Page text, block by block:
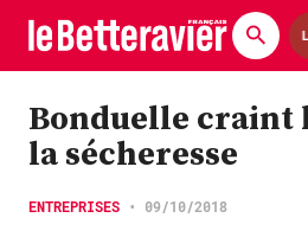
Actualités
Économie
Agronomie
Bonduelle craint
la sécheresse
ENTREPRISES • 09/10/2018